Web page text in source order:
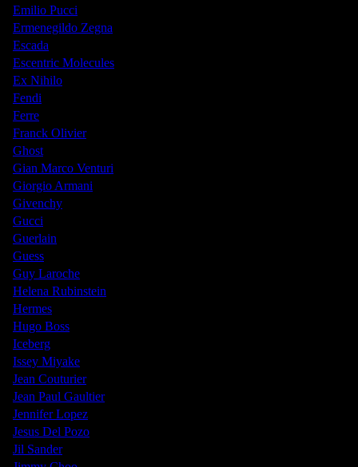
Emilio Pucci
Ermenegildo Zegna
Escada
Escentric Molecules
Ex Nihilo
Fendi
Ferre
Franck Olivier
Ghost
Gian Marco Venturi
Giorgio Armani
Givenchy
Gucci
Guerlain
Guess
Guy Laroche
Helena Rubinstein
Hermes
Hugo Boss
Iceberg
Issey Miyake
Jean Couturier
Jean Paul Gaultier
Jennifer Lopez
Jesus Del Pozo
Jil Sander